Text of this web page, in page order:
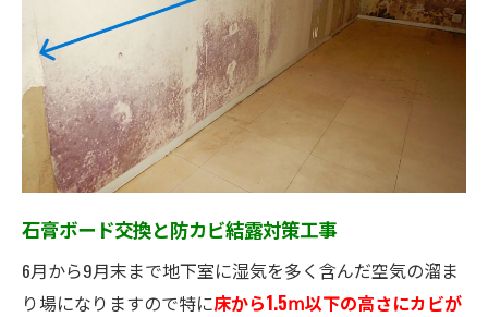
石膏ボード交換と防カビ結露対策工事
6月から9月末まで地下室に湿気を多く含んだ空気の溜ま
り場になりますので特に床から1.5ⅿ以下の高さにカビが